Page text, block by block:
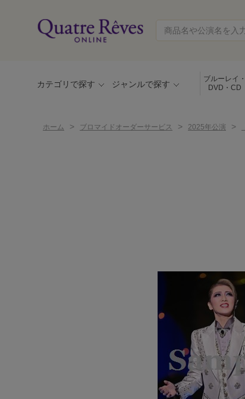
カテゴリで探す ジャンルで探す
ブルーレイ・
DVD・CD
ホーム > ブロマイドオーダーサービス > 2025年公演 >